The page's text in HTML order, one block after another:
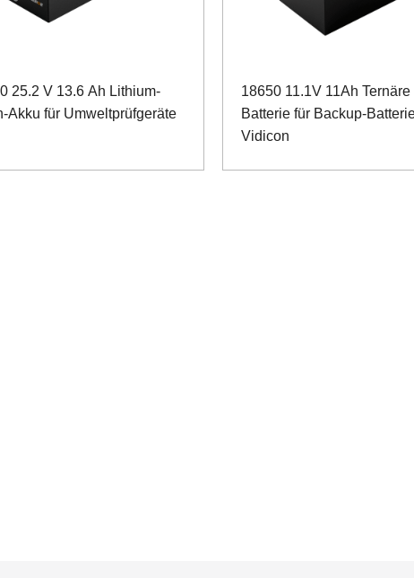
25.2 V 13.6 Ah Lithium-
Akku für Umweltprüfgeräte
18650 11.1V 11Ah Ternäre
Batterie für Backup-
Vidicon